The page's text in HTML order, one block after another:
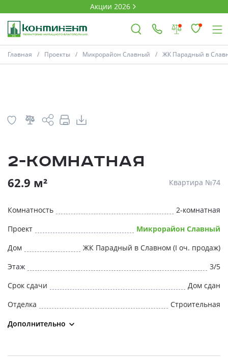
Акции 2026
Акции
Новости
Выбор недвижимости
Офис продаж
Работа
Главная Проекты Микрорайон Славный ЖК Парадный в
2-комнатная
62.9 м² Квартира №74
Комнатность
2-комнатная
Проект
Микрорайон Славный
Дом
ЖК Парадный в Славном (I оч. продаж)
Этаж
3/5
Срок сдачи
Дом сдан
Отделка
Строительная
Дополнительно
План Комнатность
* Скидки предоставляются в